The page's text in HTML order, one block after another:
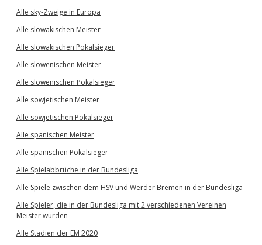
Alle sky-Zweige in Europa
Alle slowakischen Meister
Alle slowakischen Pokalsieger
Alle slowenischen Meister
Alle slowenischen Pokalsieger
Alle sowjetischen Meister
Alle sowjetischen Pokalsieger
Alle spanischen Meister
Alle spanischen Pokalsieger
Alle Spielabbrüche in der Bundesliga
Alle Spiele zwischen dem HSV und Werder Bremen in der Bundesliga
Alle Spieler, die in der Bundesliga mit 2 verschiedenen Vereinen
Meister wurden
Alle Stadien der EM 2020